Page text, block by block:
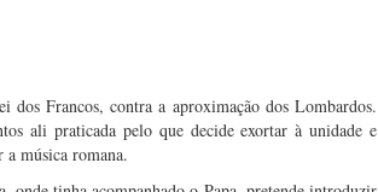
Francos, contra a aproximação dos Lombardos.
ali praticada pelo que decide exortar à unidade e
a música romana.